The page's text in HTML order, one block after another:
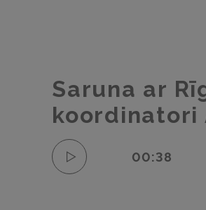
Saruna ar
koordinatori
00:38